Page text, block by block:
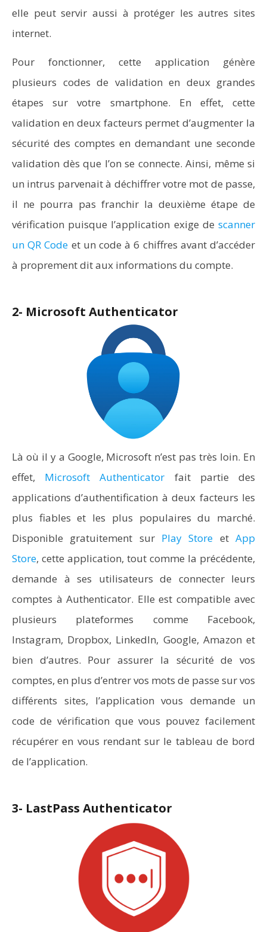
elle peut servir aussi à protéger les autres sites
internet.
Pour fonctionner, cette application génère
plusieurs codes de validation en deux grandes
étapes sur votre smartphone. En effet, cette
validation en deux facteurs permet d’augmenter la
sécurité des comptes en demandant une seconde
validation dès que l’on se connecte. Ainsi, même si
un intrus parvenait à déchiffrer votre mot de passe,
il ne pourra pas franchir la deuxième étape de
vérification puisque l’application exige de scanner
un QR Code et un code à 6 chiffres avant d’accéder
à proprement dit aux informations du compte.
2- Microsoft Authenticator
Là où il y a Google, Microsoft n’est pas très loin. En
effet, Microsoft Authenticator fait partie des
applications d’authentification à deux facteurs les
plus fiables et les plus populaires du marché.
Disponible gratuitement sur Play Store etApp
Store, cette application, tout comme la précédente,
demande à ses utilisateurs de connecter leurs
comptes à Authenticator. Elle est compatible avec
plusieurs plateformes comme Facebook,
Instagram, Dropbox, LinkedIn, Google, Amazon et
bien d’autres. Pour assurer la sécurité de vos
comptes, en plus d’entrer vos mots de passe sur vos
différents sites, l’application vous demande un
code de vérification que vous pouvez facilement
récupérer en vous rendant sur le tableau de bord
de l’application.
3- LastPass Authenticator